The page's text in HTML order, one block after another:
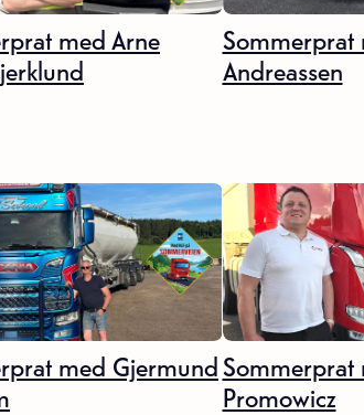
med Arne
Sommerprat
Andreassen
med Gjermund Sommerprat
Promowicz